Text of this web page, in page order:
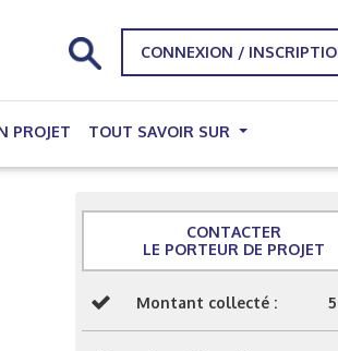
CONNEXION /
PROJET TOUT SAVOIR SUR
CONTACTER
LE PORTEUR DE PROJET
Montant collecté :